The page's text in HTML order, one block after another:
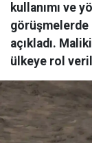
kullanımı ve
görüşmelerde
açıkladı.
ülkeye rol